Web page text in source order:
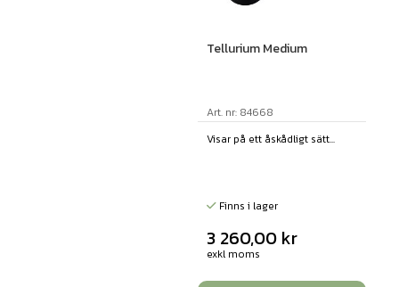
Tellurium Medium
Art. nr: 84668
Visar på ett åskådligt sätt...
Finns i lager
3 260,00 kr
exkl moms